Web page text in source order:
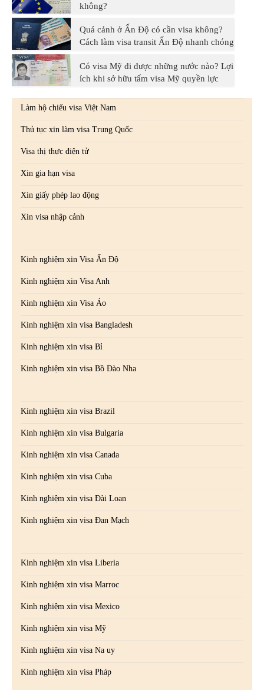
không?
Quá cảnh ở Ấn Độ có cần visa không?
Cách làm visa transit Ấn Độ nhanh chóng
Có visa Mỹ đi được những nước nào? Lợi
ích khi sở hữu tấm visa Mỹ quyền lực
Làm hộ chiếu visa Việt Nam
Thủ tục xin làm visa Trung Quốc
Visa thị thực điện tử
Xin gia hạn visa
Xin giấy phép lao động
Xin visa nhập cảnh
Kinh nghiệm xin Visa Ấn Độ
Kinh nghiệm xin Visa Anh
Kinh nghiệm xin Visa Áo
Kinh nghiệm xin visa Bangladesh
Kinh nghiệm xin visa Bỉ
Kinh nghiệm xin visa Bồ Đào Nha
Kinh nghiệm xin visa Brazil
Kinh nghiệm xin visa Bulgaria
Kinh nghiệm xin visa Canada
Kinh nghiệm xin visa Cuba
Kinh nghiệm xin visa Đài Loan
Kinh nghiệm xin visa Đan Mạch
Kinh nghiệm xin visa Liberia
Kinh nghiệm xin visa Marroc
Kinh nghiệm xin visa Mexico
Kinh nghiệm xin visa Mỹ
Kinh nghiệm xin visa Na uy
Kinh nghiệm xin visa Pháp